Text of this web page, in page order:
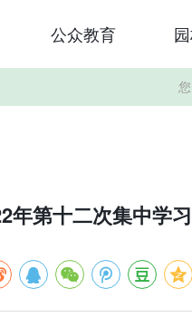
公众教育
年第十二次集中学习